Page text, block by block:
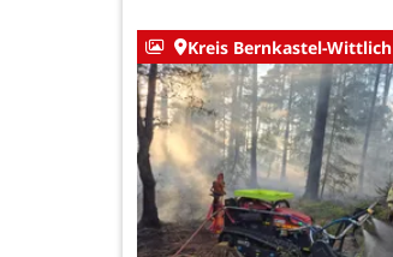
Kreis Bernkastel-Wittlich